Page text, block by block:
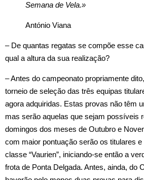
Semana de Vela.»
António Viana
– De quantas regatas se compõe esse
qual a altura da sua realização?
– Antes do campeonato propriamente
torneio de seleção das três equipas
agora adquiridas. Estas provas não têm
mas serão aquelas que sejam possíveis
domingos dos meses de Outubro e
com maior pontuação serão os titulares e
classe “Vaurien”, iniciando‑se então a
frota de Ponta Delgada. Antes, ainda, do